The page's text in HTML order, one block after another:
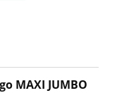
MAXI JUMBO